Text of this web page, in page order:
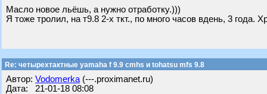
Масло новое льёшь, а нужно отработку.)))
Я тоже тролил, на т9.8 2-х ткт., по много часов вдень, 3 года.
Re: четырехтактные yamaha f 9.9 cmhs и tohatsu mfs 9.8
Автор: Vodomerka (---.proximanet.ru)
Дата: 21-01-18 08:08